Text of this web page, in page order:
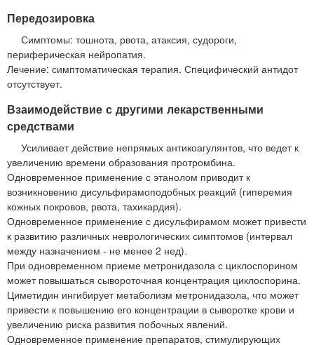
Передозировка
Симптомы: тошнота, рвота, атаксия, судороги,
периферическая нейропатия.
Лечение: симптоматическая терапия. Специфический антидот
отсутствует.
Взаимодействие с другими лекарственными
средствами
Усиливает действие непрямых антикоагулянтов, что ведет к
увеличению времени образования протромбина.
Одновременное применение с этанолом приводит к
возникновению дисульфирамоподобных реакций (гиперемия
кожных покровов, рвота, тахикардия).
Одновременное применение с дисульфирамом может привести
к развитию различных неврологических симптомов (интервал
между назначением - не менее 2 нед).
При одновременном приеме метронидазола с циклоспорином
может повышаться сывороточная концентрация циклоспорина.
Циметидин ингибирует метаболизм метронидазола, что может
привести к повышению его концентрации в сыворотке крови и
увеличению риска развития побочных явлений.
Одновременное применение препаратов, стимулирующих